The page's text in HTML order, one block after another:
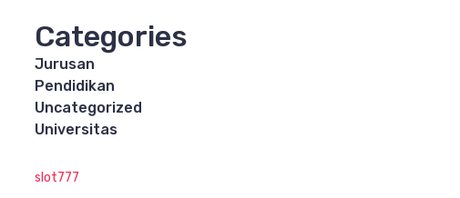
Categories
Jurusan
Pendidikan
Uncategorized
Universitas
slot777